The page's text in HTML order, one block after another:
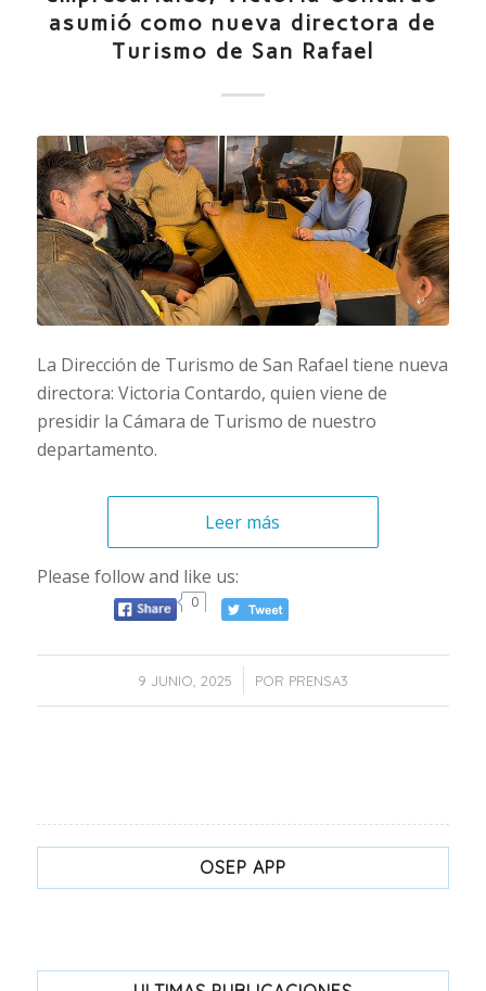
asumió como nueva directora de
Turismo de San Rafael
La Dirección de Turismo de San Rafael tiene nueva
directora: Victoria Contardo, quien viene de
presidir la Cámara de Turismo de nuestro
departamento.
Leer más
Please follow and like us:
0
9 JUNIO, 2025
/ POR PRENSA3
OSEP APP